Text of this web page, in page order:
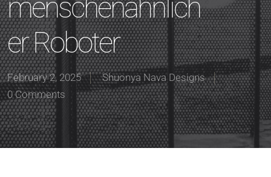
menschenahnlich
er Roboter
February 2, 2025
Shuonya Nava Designs
0 Comments